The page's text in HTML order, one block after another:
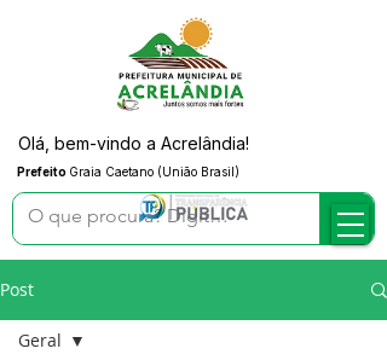
Prefeito Graia Caetano (União Brasil)
Olá, bem-vindo a Acrelândia!
Post
Geral